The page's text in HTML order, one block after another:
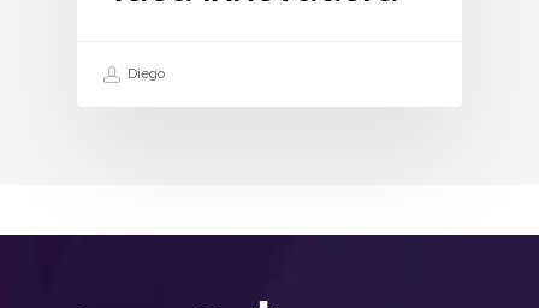
Diego